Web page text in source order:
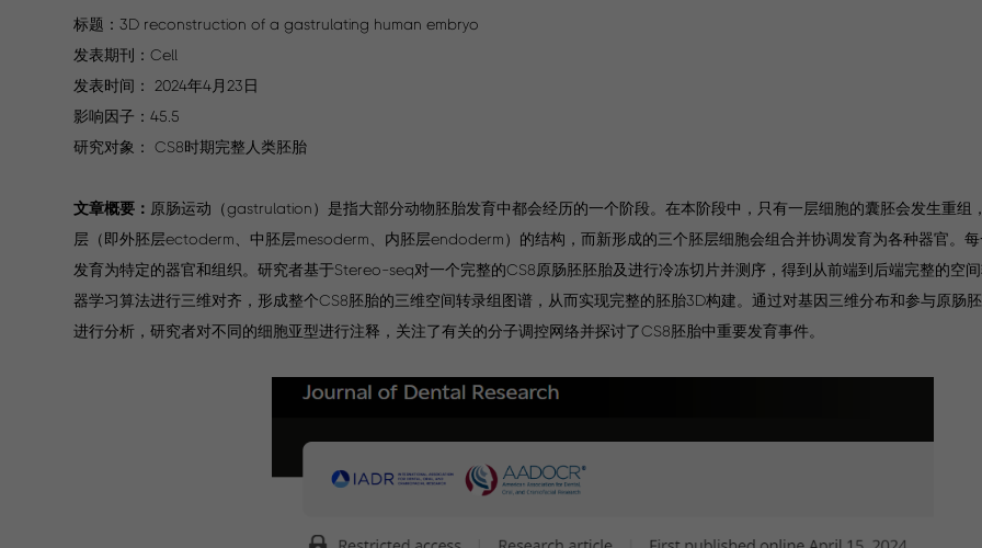
标题：3D reconstruction of a gastrulating human embryo
发表期刊：Cell
发表时间： 2024年4月23日
影响因子：45.5
研究对象： CS8时期完整人类胚胎
文章概要： 原肠运动（gastrulation）是指大部分动物胚胎发育中都会经历的一个阶段。在本阶段中，只有一层细胞的囊胚会发生重组
层（即外胚层ectoderm、中胚层mesoderm、内胚层endoderm）的结构，而新形成的三个胚层细胞会组合并协调发育为各种器官。
发育为特定的器官和组织。研究者基于Stereo-seq对一个完整的CS8原肠胚胚胎及进行冷冻切片并测序，得到从前端到后端完整的空
器学习算法进行三维对齐，形成整个CS8胚胎的三维空间转录组图谱，从而实现完整的胚胎3D构建。通过对基因三维分布和参与原肠
进行分析，研究者对不同的细胞亚型进行注释，关注了有关的分子调控网络并探讨了CS8胚胎中重要发育事件。